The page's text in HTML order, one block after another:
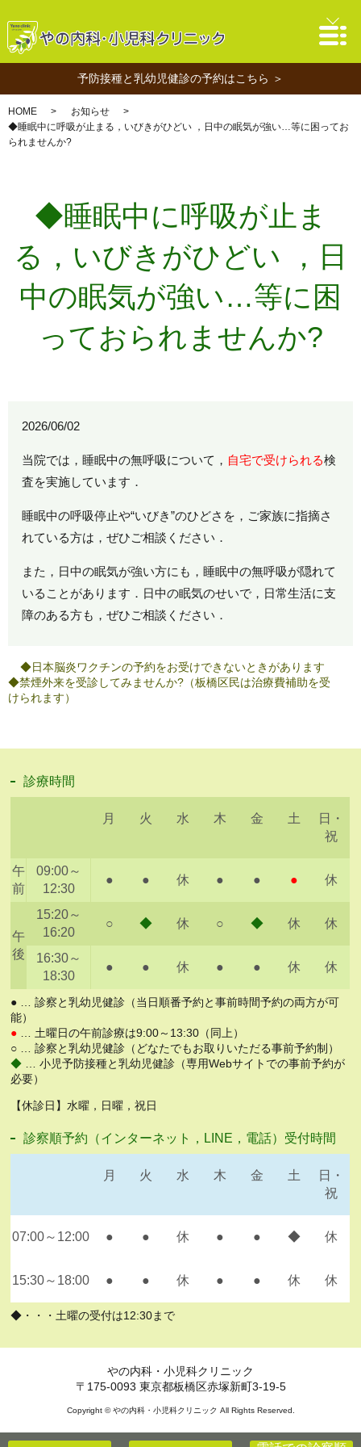
予防接種と乳幼児健診の予約はこちら ＞
HOME
お知らせ
◆睡眠中に呼吸が止まる，いびきがひどい ，日中の眠気が強い…等に困ってお
られませんか?
◆睡眠中に呼吸が止ま
る，いびきがひどい ，日
中の眠気が強い…等に困
っておられませんか?
2026/06/02
当院では，睡眠中の無呼吸について， 自宅で受けられる検
査を実施しています．
睡眠中の呼吸停止や“いびき”のひどさを，ご家族に指摘さ
れている方は，ぜひご相談ください．
また，日中の眠気が強い方にも，睡眠中の無呼吸が隠れて
いることがあります．日中の眠気のせいで，日常生活に支
障のある方も，ぜひご相談ください．
◆日本脳炎ワクチンの予約をお受けできないときがあります
◆禁煙外来を受診してみませんか?（板橋区民は治療費補助を受
けられます）
診療時間
月 火 水 木 金 土
日・
祝
午
前
09:00～
12:30
● ● 休 ● ● ● 休
午
後
15:20～
16:20
○ ◆ 休 ○ ◆ 休 休
16:30～
18:30
● ● 休 ● ● 休 休
● … 診察と乳幼児健診（当日順番予約と事前時間予約の両方が可
能）
● … 土曜日の午前診療は9:00～13:30（同上）
○ … 診察と乳幼児健診（どなたでもお取りいただる事前予約制）
◆ … 小児予防接種と乳幼児健診（専用Webサイトでの事前予約が
必要）
【休診日】水曜，日曜，祝日
診察順予約（インターネット，LINE，電話）受付時間
月 火 水 木 金 土
日・
祝
07:00～12:00 ● ● 休 ● ● ◆ 休
15:30～18:00 ● ● 休 ● ● 休 休
◆・・・土曜の受付は12:30まで
やの内科・小児科クリニック
〒175-0093 東京都板橋区赤塚新町3-19-5
Copyright © やの内科・小児科クリニック All Rights Reserved.